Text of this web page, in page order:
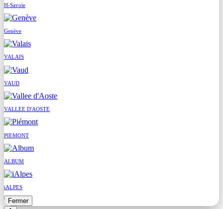
H-Savoie
Genève
VALAIS
VAUD
VALLEE D'AOSTE
PIEMONT
ALBUM
iALPES
Fermer